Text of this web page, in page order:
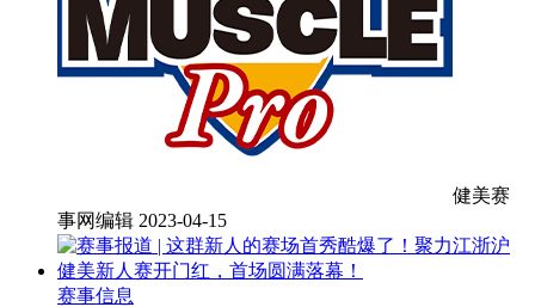
健美赛
事网编辑 2023-04-15
赛事信息